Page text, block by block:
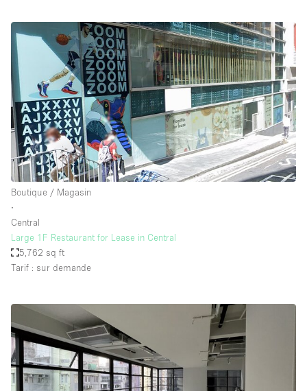
Boutique / Magasin
∙
Central
Large 1F Restaurant for Lease in Central
5,762 sq ft
Tarif : sur demande